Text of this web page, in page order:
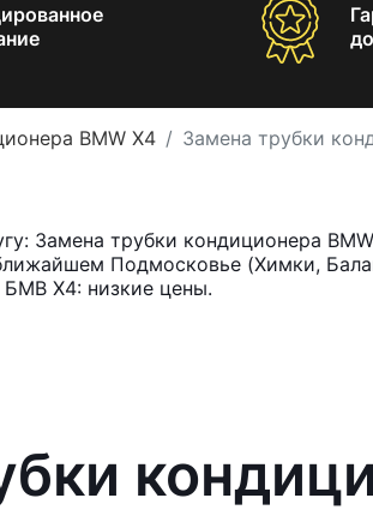
BMW X4 Замена трубки
Замена трубки кондиционера
Подмосковье (Химки,
БМВ Х4: низкие цены.